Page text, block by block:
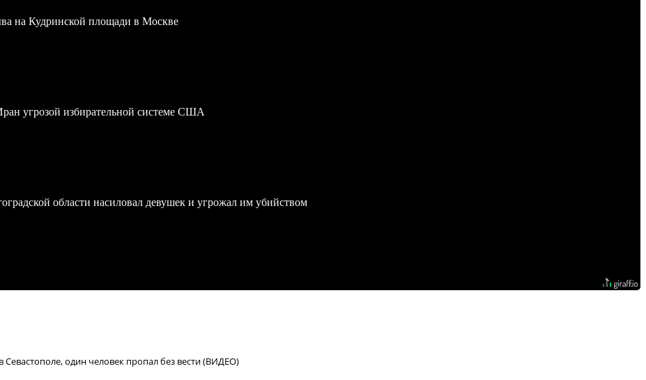
на Кудринской площади в Москве
угрозой избирательной системе США
области насиловал девушек и угрожал им убийством
один человек пропал без вести (ВИДЕО)